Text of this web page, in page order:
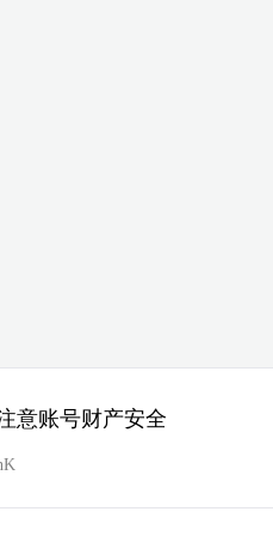
意账号财产安全